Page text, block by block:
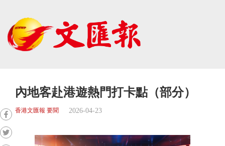
內地客赴港遊熱門打卡點（部分）
香港文匯報 要聞 2026-04-23